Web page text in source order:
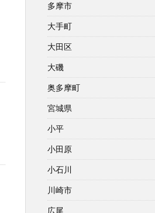
多摩市
大手町
大田区
大磯
奥多摩町
宮城県
小平
小田原
小石川
川崎市
広尾